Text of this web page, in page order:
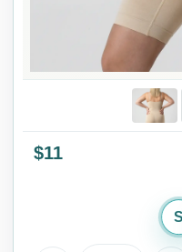
$11
S